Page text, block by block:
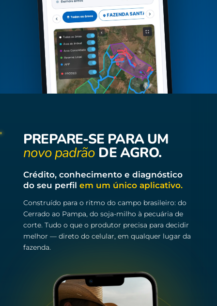
PREPARE-SE PARA UM
novo padrão DE AGRO.
Crédito, conhecimento e diagnóstico
do seu perfil em um único aplicativo.
Construído para o ritmo do campo brasileiro: do
Cerrado ao Pampa, do soja-milho à pecuária de
corte. Tudo o que o produtor precisa para decidir
melhor — direto do celular, em qualquer lugar da
fazenda.